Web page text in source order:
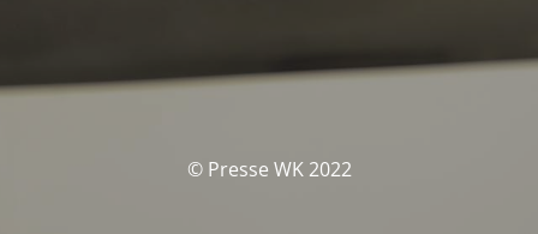
© Presse WK 2022